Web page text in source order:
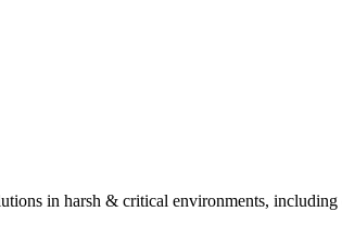
in harsh & critical environments, including